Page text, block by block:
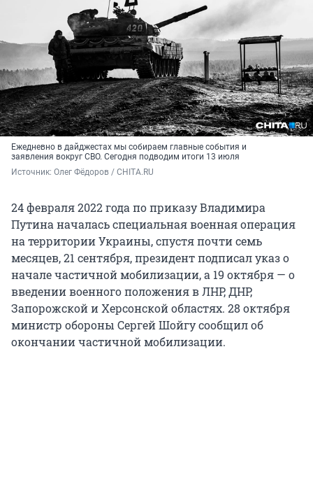
Ежедневно в дайджестах мы собираем главные события и
заявления вокруг СВО. Сегодня подводим итоги 13 июля
Источник: Олег Фёдоров / CHITA.RU
24 февраля 2022 года по приказу Владимира
Путина началась специальная военная операция
на территории Украины, спустя почти семь
месяцев, 21 сентября, президент подписал указ о
начале частичной мобилизации, а 19 октября — о
введении военного положения в ЛНР, ДНР,
Запорожской и Херсонской областях. 28 октября
министр обороны Сергей Шойгу сообщил об
окончании частичной мобилизации.